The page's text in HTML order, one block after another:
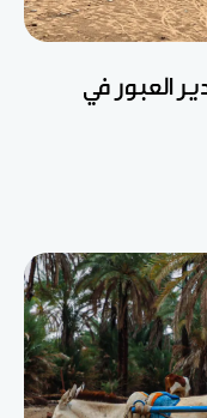
العبور في